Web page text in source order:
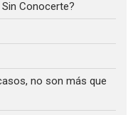
Sin Conocerte?
no son más que